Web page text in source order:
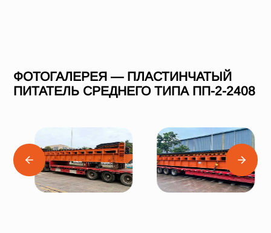
ФОТОГАЛЕРЕЯ — ПЛАСТИНЧАТЫЙ
ПИТАТЕЛЬ СРЕДНЕГО ТИПА ПП-2-2408